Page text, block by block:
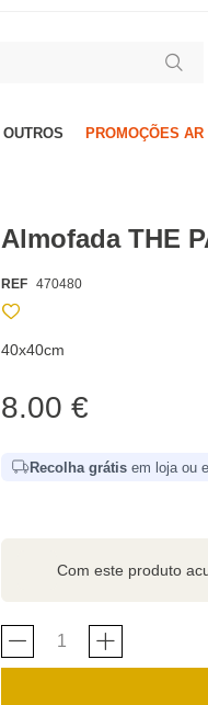
OUTROS PROMOÇÕES
Almofada THE
REF 470480
40x40cm
8.00 €
Recolha grátis em loja ou
Com este produto